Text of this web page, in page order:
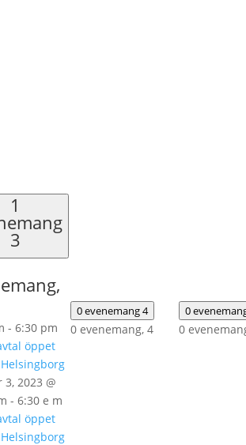
1
3
- 6:30 pm
öppet
2023 @
- 6:30 e m
öppet
0 evenemang4
0 evenemang, 4
0
0